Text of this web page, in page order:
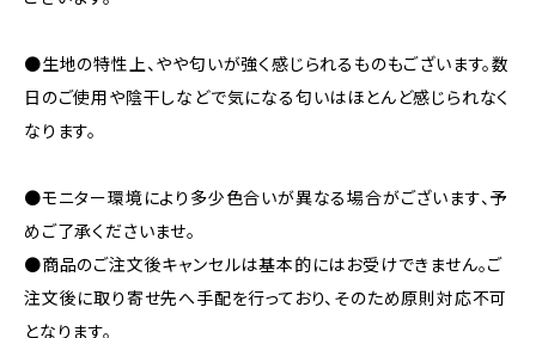
●生地の特性上、やや匂いが強く感じられるものもございます。数
日のご使用や陰干しなどで気になる匂いはほとんど感じられなく
なります。
●モニター環境により多少色合いが異なる場合がございます、予
めご了承くださいませ。
●商品のご注文後キャンセルは基本的にはお受けできません。ご
注文後に取り寄せ先へ手配を行っており、そのため原則対応不可
となります。